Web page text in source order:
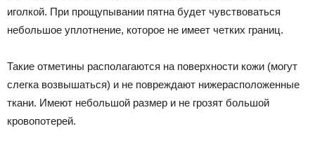
иголкой. При прощупывании пятна будет чувствоваться
небольшое уплотнение, которое не имеет четких границ.
Такие отметины располагаются на поверхности кожи (могут
слегка возвышаться) и не повреждают нижерасположенные
ткани. Имеют небольшой размер и не грозят большой
кровопотерей.